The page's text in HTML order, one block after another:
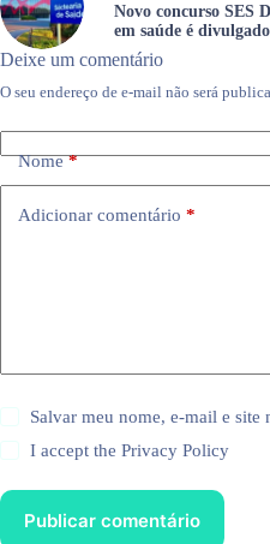
Novo concurso SES
em saúde é divulgado
Deixe um comentário
O seu endereço de e-mail não será
Nome*
Adicionar comentário *
Salvar meu nome, e-mail e site
I accept thePrivacy Policy
Publicar comentário